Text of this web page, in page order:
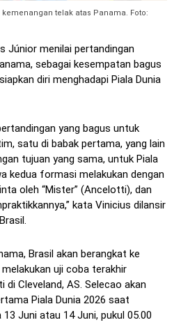
telak atas Panama. Foto:
Júnior menilai pertandingan
sebagai kesempatan bagus
diri menghadapi Piala Dunia
yang bagus untuk
satu di babak pertama, yang lain
tujuan yang sama, untuk Piala
kedua formasi melakukan dengan
oleh “Mister” (Ancelotti), dan
kata Vinicius dilansir
Brasil akan berangkat ke
uji coba terakhir
di Cleveland, AS. Selecao akan
Piala Dunia 2026 saat
Juni atau 14 Juni, pukul 05.00